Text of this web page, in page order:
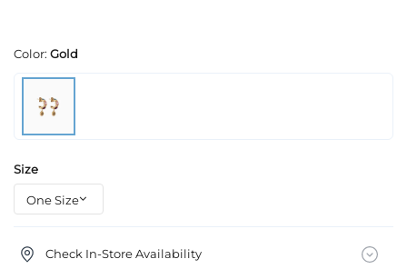
Color: Gold
Size
Check In-Store Availability